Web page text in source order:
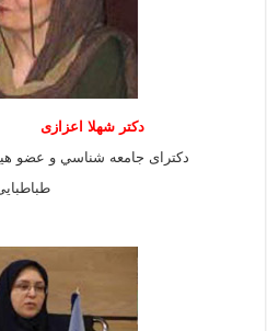
دكتر شهلا اعزازى
دكتراى جامعه شناسي و عضو